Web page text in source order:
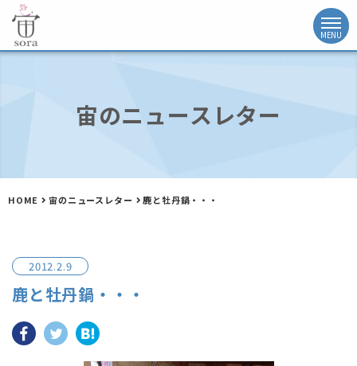
宙のニュースレター
HOME 宙のニュースレター 鹿と牡丹鍋・・・
2012.2.9
鹿と牡丹鍋・・・